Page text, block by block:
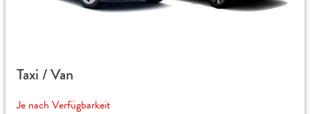
Taxi / Van
Je nach Verfügbarkeit